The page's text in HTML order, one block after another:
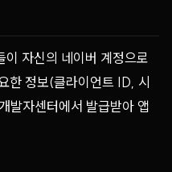
이 자신의 네이버 계정으로
한 정보(클라이언트 ID, 시
발자센터에서 발급받아 앱